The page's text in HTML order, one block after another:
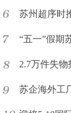
苏州超序时
“五一”假期
2.7万件失
苏企海外工